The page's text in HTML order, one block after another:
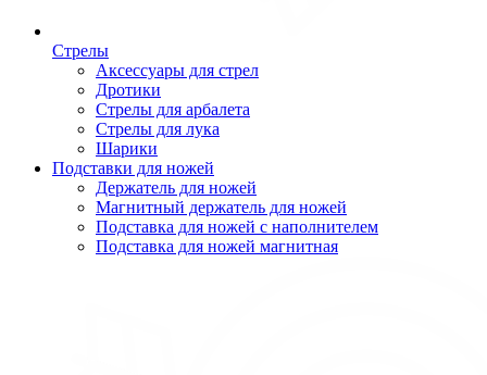
Стрелы
Аксессуары для стрел
Дротики
Стрелы для арбалета
Стрелы для лука
Шарики
Подставки для ножей
Держатель для ножей
Магнитный держатель для ножей
Подставка для ножей с наполнителем
Подставка для ножей магнитная